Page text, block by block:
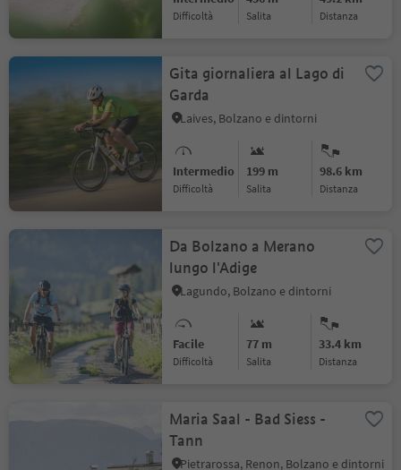
Difficoltà Salita distanza
Gita giornaliera al Lago di
Garda
Laives, Bolzano e dintorni
Intermedio
Difficoltà
199 m
Salita
98.6 km
distanza
Da Bolzano a Merano
lungo l'Adige
Lagundo, Bolzano e dintorni
Facile
Difficoltà
77 m
Salita
33.4 km
distanza
Maria Saal - Bad Siess -
Tann
Pietrarossa, Renon, Bolzano e dintorni